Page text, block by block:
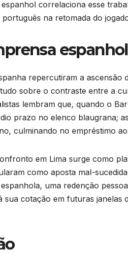
correlaciona esse
na retomada do
repercutiram a ascensão
sobre o contraste entre a
lembram que, quando o
prazo no elenco blaugrana;
culminando no empréstimo ao
em Lima surge como
como aposta mal-
uma redenção
sua cotação em futuras